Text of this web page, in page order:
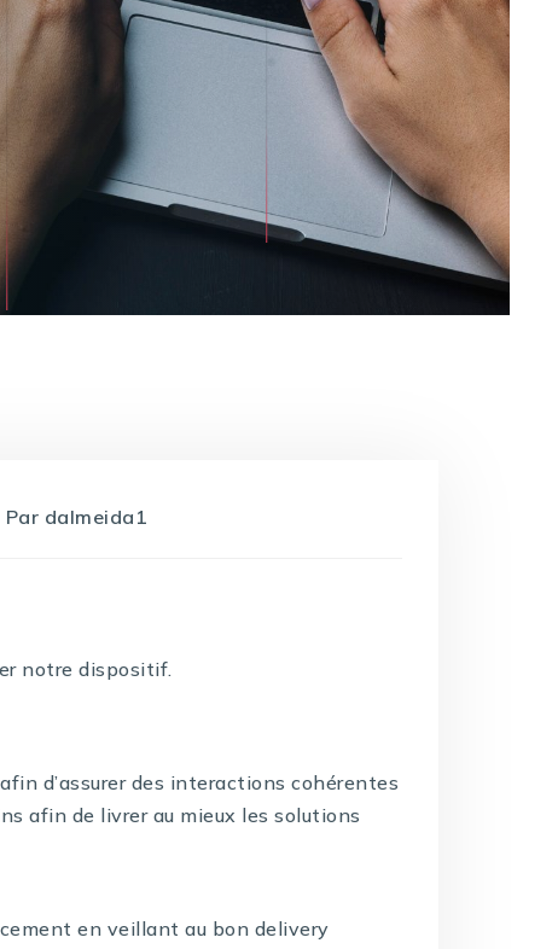
Par dalmeida1
notre dispositif.
d’assurer des interactions cohérentes
afin de livrer au mieux les solutions
en veillant au bon delivery